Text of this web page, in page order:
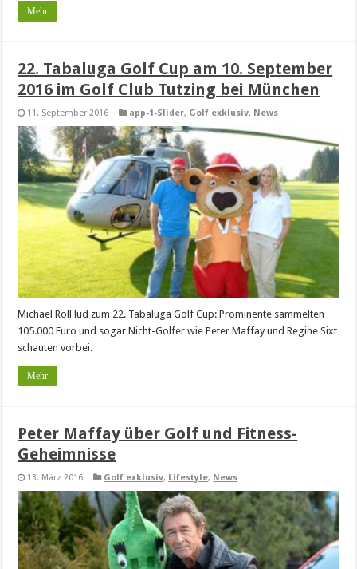
Mehr
22. Tabaluga Golf Cup am 10. September
2016 im Golf Club Tutzing bei München
11. September 2016 app-1-Slider, Golf exklusiv, News
Michael Roll lud zum 22. Tabaluga Golf Cup: Prominente sammelten
105.000 Euro und sogar Nicht-Golfer wie Peter Maffay und Regine Sixt
schauten vorbei.
Mehr
Peter Maffay über Golf und Fitness-
Geheimnisse
13. März 2016 Golf exklusiv, Lifestyle, News